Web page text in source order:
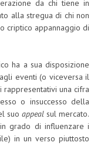
da chi tiene in
alla stregua di chi non
criptico appannaggio di
ha a sua disposizione
eventi (o viceversa il
una cifra
o insuccesso della
suo appealsul mercato.
grado di influenzare i
in un verso piuttosto